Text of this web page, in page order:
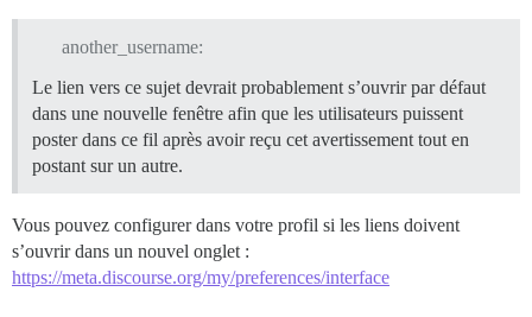
another_username:
Le lien vers ce sujet devrait probablement s’ouvrir par défaut
dans une nouvelle fenêtre afin que les utilisateurs puissent
poster dans ce fil après avoir reçu cet avertissement tout en
postant sur un autre.
Vous pouvez configurer dans votre profil si les liens doivent
s’ouvrir dans un nouvel onglet :
https://meta.discourse.org/my/preferences/interface